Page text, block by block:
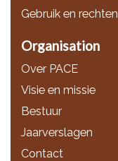
Gebruik en rechten
Organisation
Over PACE
Visie en missie
Bestuur
Jaarverslagen
Contact